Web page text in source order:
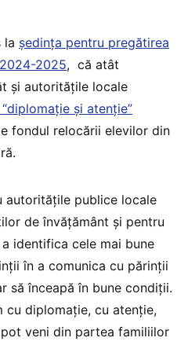
la ședința pentru pregătirea
2025, că atât
și autoritățile locale
“diplomație și atenție”
fondul relocării elevilor din
autoritățile publice locale
de învățământ și pentru
identifica cele mai bune
în a comunica cu părinții
să înceapă în bune condiții.
cu diplomație, cu atenție,
veni din partea familiilor